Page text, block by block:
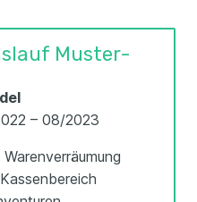
Muster-
– 08/2023